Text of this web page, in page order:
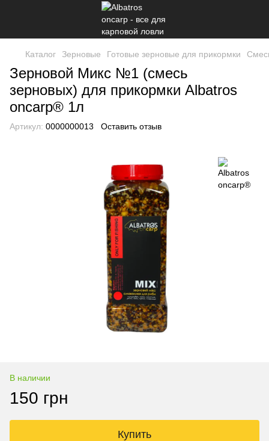
Каталог Зерновые Готовые зерновые для прикормки
Зерновой Микс №1 (смесь
зерновых) для прикормки Albatros
oncarp® 1л
Артикул: 0000000013 Оставить отзыв
В наличии
150 грн
Купить